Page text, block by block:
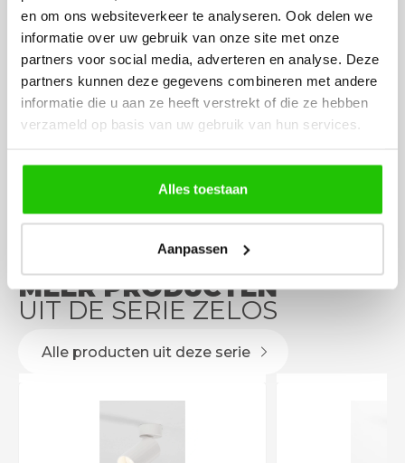
en om ons websiteverkeer te analyseren. Ook delen we
informatie over uw gebruik van onze site met onze
partners voor social media, adverteren en analyse. Deze
partners kunnen deze gegevens combineren met andere
informatie die u aan ze heeft verstrekt of die ze hebben
verzameld op basis van uw gebruik van hun services.
Alles toestaan
Aanpassen
Fijne site waar ik een mooie
lamp heb uitgekozen en
besteld. De volgende dag
werd deze al bezorgd. Super
netjes en veilig verpakt.
Het bestellen,
leveren verliep vlot en
volledig naar wens.
artikel is zeer mooi
veel sfeer, het is ook
eenvoudig te
MEER PRODUCTEN
UIT DE SERIE ZELOS
Alle producten uit deze serie